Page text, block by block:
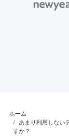
ホーム
あまり利用しない
すか？